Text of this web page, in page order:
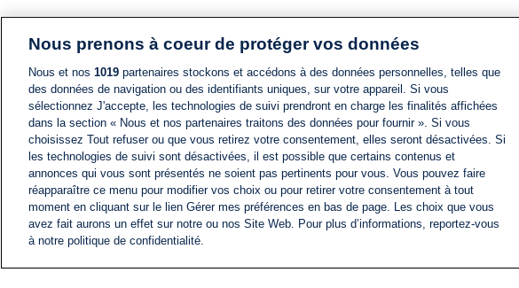
Nous prenons à coeur de protéger vos données
Nous et nos 1019 partenaires stockons et accédons à des données personnelles, telles que
des données de navigation ou des identifiants uniques, sur votre appareil. Si vous
sélectionnez J'accepte, les technologies de suivi prendront en charge les finalités affichées
dans la section « Nous et nos partenaires traitons des données pour fournir ». Si vous
choisissez Tout refuser ou que vous retirez votre consentement, elles seront désactivées. Si
les technologies de suivi sont désactivées, il est possible que certains contenus et
annonces qui vous sont présentés ne soient pas pertinents pour vous. Vous pouvez faire
réapparaître ce menu pour modifier vos choix ou pour retirer votre consentement à tout
moment en cliquant sur le lien Gérer mes préférences en bas de page. Les choix que vous
avez fait aurons un effet sur notre ou nos Site Web. Pour plus d’informations, reportez-vous
à notre politique de confidentialité.